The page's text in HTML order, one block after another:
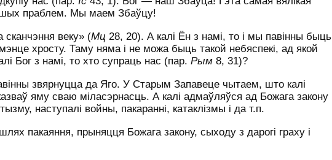
праблем. Мы маем Збаўцу!
сканчэння веку» (Мц 28, 20). А калі Ён з намі, то і мы павінны быць
хросту. Таму няма і не можа быць такой небяспекі, ад якой
Бог з намі, то хто супраць нас (пар. Рым8, 31)?
звярнуцца да Яго. У Старым Запавеце чытаем, што калі
яму сваю міласэрнасць. А калі адмаўляўся ад Божага закону
наступалі войны, пакаранні, катаклізмы і да т.п.
пакаяння, прыняцця Божага закону, сыходу з дарогі граху і